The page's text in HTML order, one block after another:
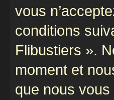
vous
conditions
Flibustiers ».
moment et
que nous